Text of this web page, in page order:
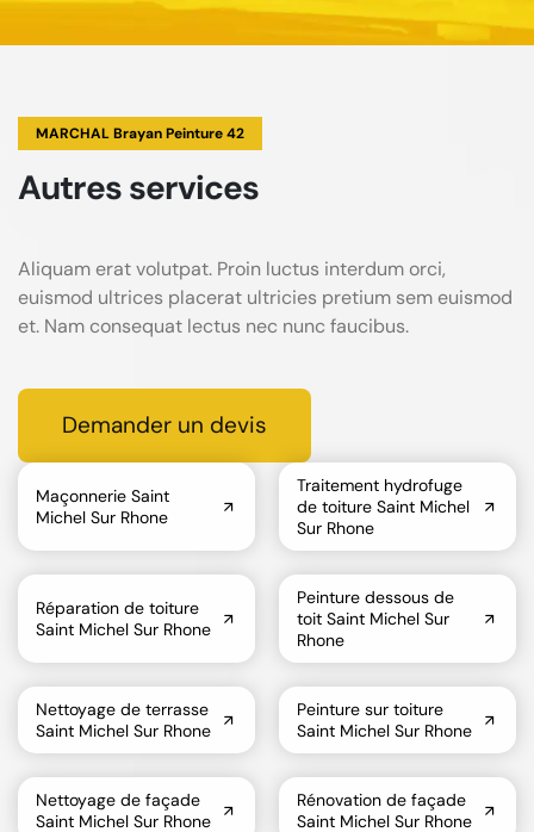
MARCHAL Brayan Peinture 42
Autres services
Aliquam erat volutpat. Proin luctus interdum orci,
euismod ultrices placerat ultricies pretium sem euismod
et. Nam consequat lectus nec nunc faucibus.
Demander un devis
Maçonnerie Saint
Michel Sur Rhone
Traitement hydrofuge
de toiture Saint Michel
Sur Rhone
Réparation de toiture
Saint Michel Sur Rhone
Peinture dessous de
toit Saint Michel Sur
Rhone
Nettoyage de terrasse
Saint Michel Sur Rhone
Peinture sur toiture
Saint Michel Sur Rhone
Nettoyage de façade
Saint Michel Sur Rhone
Rénovation de façade
Saint Michel Sur Rhone